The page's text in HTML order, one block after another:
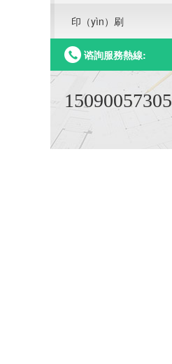
印（yìn）刷
谘詢服務熱線:
15090057305